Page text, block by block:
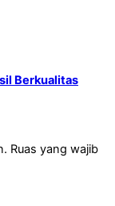
Berkualitas
Ruas yang wajib